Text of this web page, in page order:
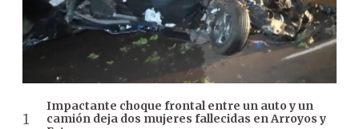
Impactante choque frontal entre un auto y un
camión deja dos mujeres fallecidas en Arroyos y